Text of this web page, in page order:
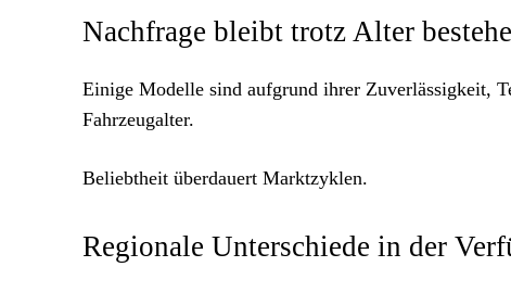
Nachfrage bleibt trotz Alter
Einige Modelle sind aufgrund ihrer Zuverlässigkeit,
Fahrzeugalter.
Beliebtheit überdauert Marktzyklen.
Regionale Unterschiede in der